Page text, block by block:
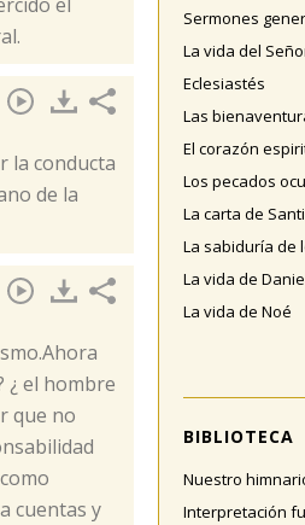
la conducta
de la
¿ el hombre
que no
cuentas y
Sermones
La vida del
Eclesiastés
Las
El corazón
Los pecados
La carta de
La sabiduría de
La vida de
La vida de Noé
BIBLIOTECA
Nuestro
Interpretación